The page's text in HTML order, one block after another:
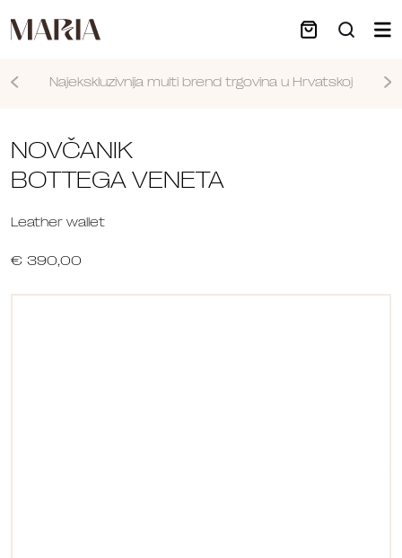
Najekskluzivnija multi brend trgovina u Hrvatskoj
NOVČANIK
BOTTEGA VENETA
Leather wallet
€ 390,00